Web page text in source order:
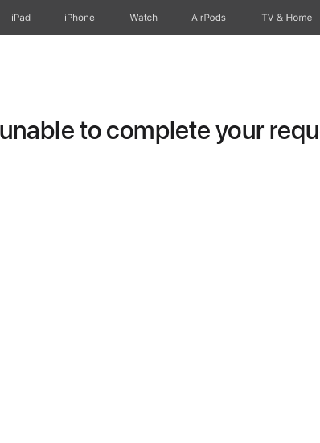
iPad iPhone Watch AirPods TV & Home
to complete your